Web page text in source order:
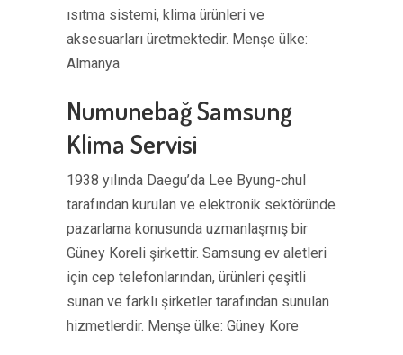
ısıtma sistemi, klima ürünleri ve
aksesuarları üretmektedir. Menşe ülke:
Almanya
Numunebağ Samsung
Klima Servisi
1938 yılında Daegu’da Lee Byung-chul
tarafından kurulan ve elektronik sektöründe
pazarlama konusunda uzmanlaşmış bir
Güney Koreli şirkettir. Samsung ev aletleri
için cep telefonlarından, ürünleri çeşitli
sunan ve farklı şirketler tarafından sunulan
hizmetlerdir. Menşe ülke: Güney Kore